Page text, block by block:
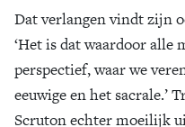
Dat verlangen vindt zijn
‘Het is dat waardoor alle
perspectief, waar we
eeuwige en het sacrale.’
Scruton echter moeilijk